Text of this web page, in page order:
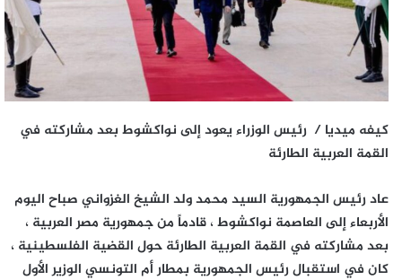
كيفه ميديا / رئيس الوزراء يعود إلى نواكشوط بعد مشاركته في
القمة العربية الطارئة
عاد رئيس الجمهورية السيد محمد ولد الشيخ الغزواني صباح اليوم
الأربعاء إلى العاصمة نواكشوط ، قادماً من جمهورية مصر العربية ،
بعد مشاركته في القمة العربية الطارئة حول القضية الفلسطينية ،
كان في استقبال رئيس الجمهورية بمطار أم التونسي الوزير الأول